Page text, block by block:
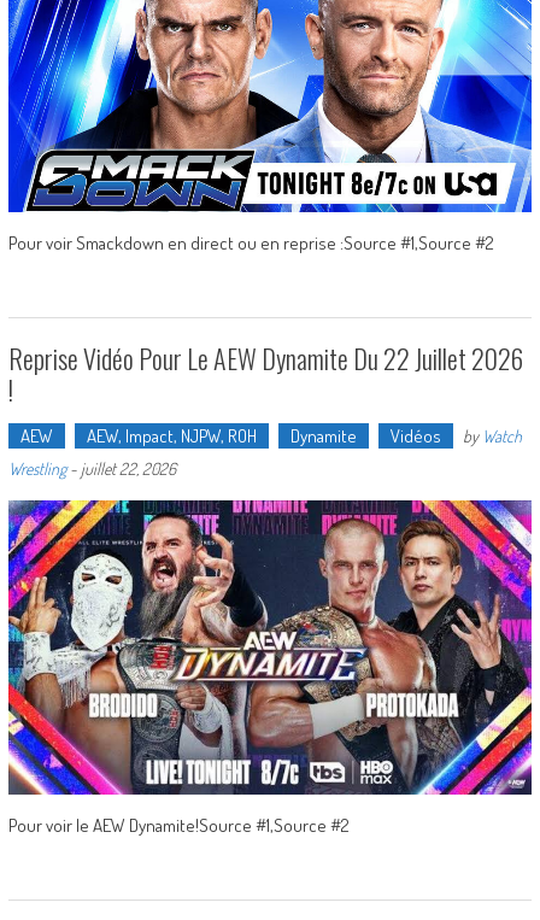
Pour voir Smackdown en direct ou en reprise :Source #1,Source #2
Reprise Vidéo Pour Le AEW Dynamite Du 22 Juillet 2026
!
AEW AEW, Impact, NJPW, ROH Dynamite Vidéos by Watch
Wrestling- juillet 22, 2026
Pour voir le AEW Dynamite!Source #1,Source #2